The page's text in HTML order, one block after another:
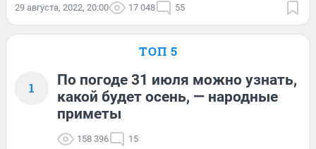
29 августа, 2022, 20:00 17 048 55
ТОП 5
1
По погоде 31 июля можно узнать,
какой будет осень, — народные
приметы
158 396 15